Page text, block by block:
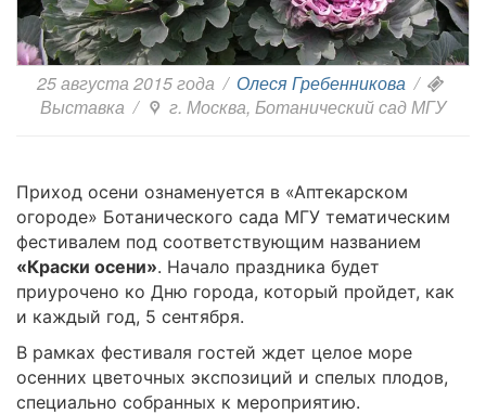
25 августа 2015 года / Олеся Гребенникова /
Выставка / г. Москва, Ботанический сад МГУ
Приход осени ознаменуется в «Аптекарском
огороде» Ботанического сада МГУ тематическим
фестивалем под соответствующим названием
«Краски осени». Начало праздника будет
приурочено ко Дню города, который пройдет, как
и каждый год, 5 сентября.
В рамках фестиваля гостей ждет целое море
осенних цветочных экспозиций и спелых плодов,
специально собранных к мероприятию.